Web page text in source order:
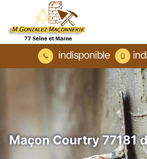
indisponible
Maçon Courtry 77181